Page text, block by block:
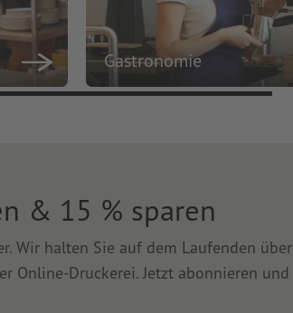
Gastronomie
& 15 % sparen
Wir halten Sie auf dem Laufenden über
Online-Druckerei. Jetzt abonnieren und